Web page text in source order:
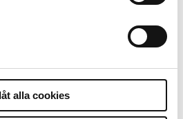
alla cookies
Det är inte evidenskrav som
Med för höga krav på evidens
inte göra något alls